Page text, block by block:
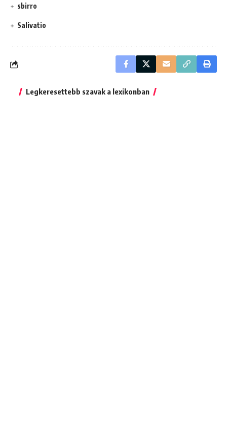
sbirro
Salivatio
Legkeresettebb szavak a lexikonban